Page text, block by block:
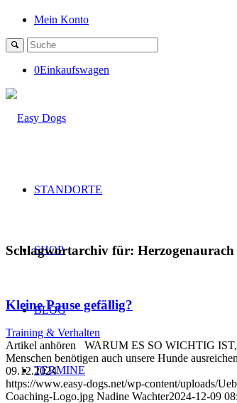
Mein Konto
0Einkaufswagen
STANDORTE
SHOP
BLOG
TERMINE
Schlagwortarchiv für: Herzogenaurach
Kleine Pause gefällig?
Training & Verhalten
Artikel anhören WARUM ES SO WICHTIG
Menschen benötigen auch unsere Hunde
09.12.2024
https://www.easy-dogs.net/wp-content/uploads/
Coaching-Logo.jpg Nadine Wachter2024-12-09